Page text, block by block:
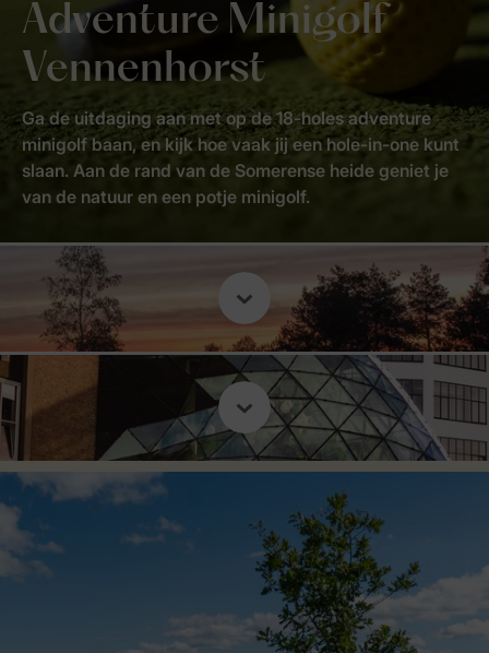
Adventure Minigolf
Vennenhorst
Ga de uitdaging aan met op de 18-holes adventure
minigolf baan, en kijk hoe vaak jij een hole-in-one kunt
slaan. Aan de rand van de Somerense heide geniet je
van de natuur en een potje minigolf.